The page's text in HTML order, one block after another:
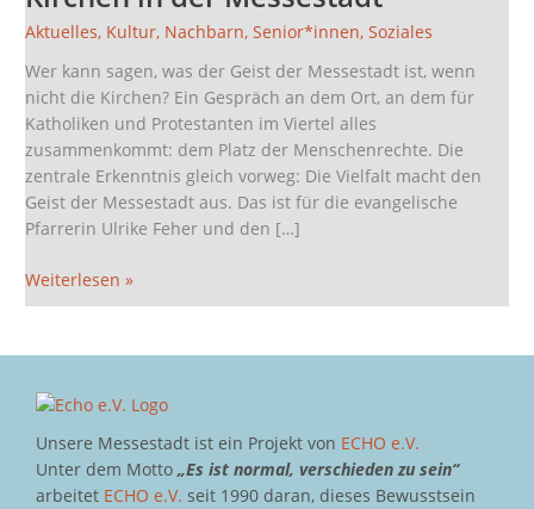
Aktuelles, Kultur, Nachbarn,Senior*innen,Soziales
Wer kann sagen, was der Geist der Messestadt ist, wenn
nicht die Kirchen? Ein Gespräch an dem Ort, an dem für
Katholiken und Protestanten im Viertel alles
zusammenkommt: dem Platz der Menschenrechte. Die
zentrale Erkenntnis gleich vorweg: Die Vielfalt macht den
Geist der Messestadt aus. Das ist für die evangelische
Pfarrerin Ulrike Feher und den […]
Kirchen
in
der
Messestadt
Weiterlesen »
Unsere Messestadt ist ein Projekt von ECHO e.V.
Unter dem Motto „Es ist normal, verschieden zu sein“
arbeitet ECHO e.V. seit 1990 daran, dieses Bewusstsein